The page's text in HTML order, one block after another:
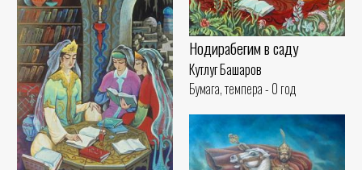
Нодирабегим в саду
Кутлуг Башаров
Бумага, темпера - 0 год